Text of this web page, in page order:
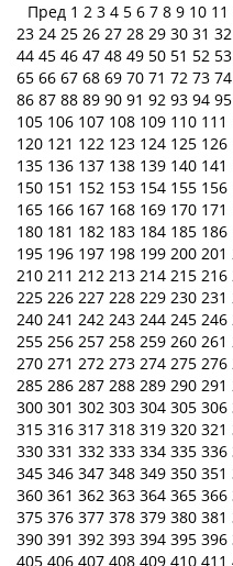
Пред 1 2 3 4 5 6 7 8 9 10 11
23 24 25 26 27 28 29 30 31 32
44 45 46 47 48 49 50 51 52 53
65 66 67 68 69 70 71 72 73 74
86 87 88 89 90 91 92 93 94 95
105 106 107 108 109 110 111
120 121 122 123 124 125 126
135 136 137 138 139 140 141
150 151 152 153 154 155 156
165 166 167 168 169 170 171
180 181 182 183 184 185 186
195 196 197 198 199 200 201
210 211 212 213 214 215 216
225 226 227 228 229 230 231
240 241 242 243 244 245 246
255 256 257 258 259 260 261
270 271 272 273 274 275 276
285 286 287 288 289 290 291
300 301 302 303 304 305 306
315 316 317 318 319 320 321
330 331 332 333 334 335 336
345 346 347 348 349 350 351
360 361 362 363 364 365 366
375 376 377 378 379 380 381
390 391 392 393 394 395 396
405 406 407 408 409 410 411